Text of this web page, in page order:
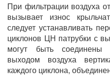
При фильтрации воздуха
вызывает износ
следует устанавливать
циклонов ЦН патрубки с
могут быть соединены
выходом воздуха
каждого циклона,